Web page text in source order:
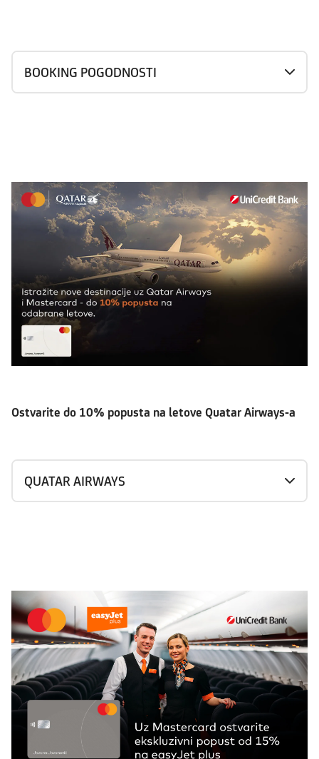
BOOKING POGODNOSTI
Ostvarite do 10% popusta na letove Quatar Airways-a
QUATAR AIRWAYS